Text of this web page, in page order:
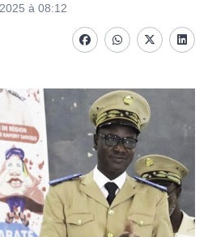
à 08:12
FacebookwhatsappTwitter